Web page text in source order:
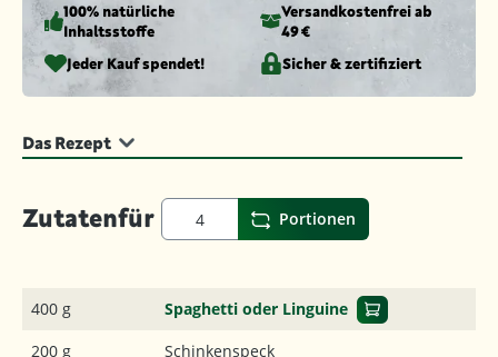
100% natürliche
Inhaltsstoffe
Versandkosten­frei ab
49 €
Jeder Kauf spendet!
Sicher & zertifiziert
Das Rezept
Zutatenfür Portionen
400 g
Spaghetti oder Linguine
200 g
Schinkenspeck